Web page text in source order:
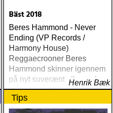
Bäst 2018
Beres Hammond - Never
Ending (VP Records /
Harmony House)
Reggaecrooner Beres
Hammond skinner igennem
på nyt suverænt album, der
måske er hans bedste
gennem tiderne
Henrik Bæk
Tips